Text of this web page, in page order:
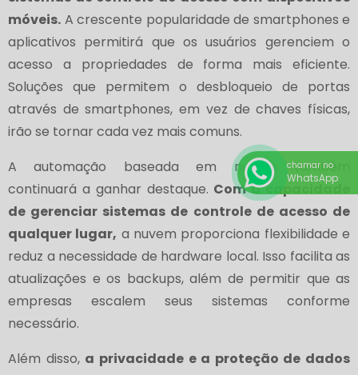
móveis. A crescente popularidade de smartphones e
aplicativos permitirá que os usuários gerenciem o
acesso a propriedades de forma mais eficiente.
Soluções que permitem o desbloqueio de portas
através de smartphones, em vez de chaves físicas,
irão se tornar cada vez mais comuns.
A automação baseada em nuvem também
continuará a ganhar destaque. Com a capacidade
de gerenciar sistemas de controle de acesso de
qualquer lugar, a nuvem proporciona flexibilidade e
reduz a necessidade de hardware local. Isso facilita as
atualizações e os backups, além de permitir que as
empresas escalem seus sistemas conforme
necessário.
Além disso, a privacidade e a proteção de dados
chamar no
WhatsApp